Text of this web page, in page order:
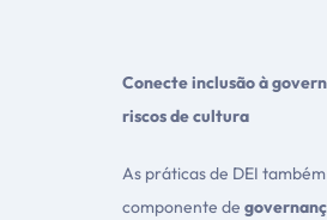
Conecte inclusão à
riscos de cultura
As práticas de DEI
componente de